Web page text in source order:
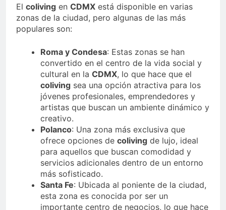
El coliving en CDMX está disponible en varias
zonas de la ciudad, pero algunas de las más
populares son:
Roma y Condesa: Estas zonas se han
convertido en el centro de la vida social y
cultural en la CDMX, lo que hace que el
coliving sea una opción atractiva para los
jóvenes profesionales, emprendedores y
artistas que buscan un ambiente dinámico y
creativo.
Polanco: Una zona más exclusiva que
ofrece opciones de coliving de lujo, ideal
para aquellos que buscan comodidad y
servicios adicionales dentro de un entorno
más sofisticado.
Santa Fe: Ubicada al poniente de la ciudad,
esta zona es conocida por ser un
importante centro de negocios, lo que hace